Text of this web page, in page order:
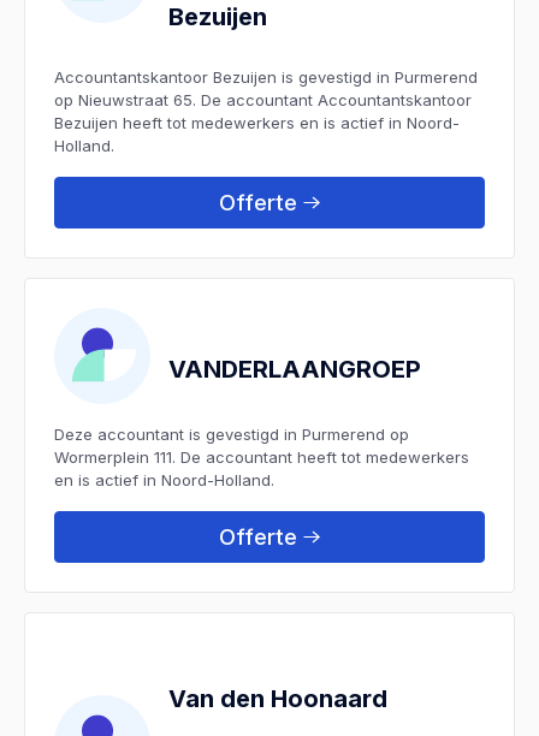
Bezuijen
Accountantskantoor Bezuijen is gevestigd in Purmerend
op Nieuwstraat 65. De accountant Accountantskantoor
Bezuijen heeft tot medewerkers en is actief in Noord-
Holland.
Offerte
VANDERLAANGROEP
Deze accountant is gevestigd in Purmerend op
Wormerplein 111. De accountant heeft tot medewerkers
en is actief in Noord-Holland.
Offerte
Van den Hoonaard